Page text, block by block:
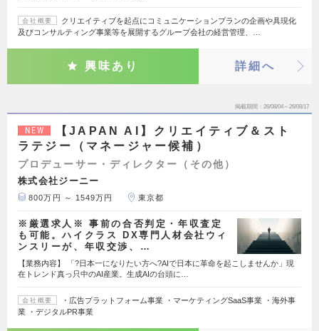
会社概要
クリエイティブを起点にコミュニケーションプランの企画や具現化
及びコンサルティング事業等を展開するグループ会社の経営管理、…
興味あり 詳細へ
掲載期間 26/08/04～26/08/17
NEW
【JAPAN AI】クリエイティブ＆スト
ラテジー（マネージャー候補）
プロデューサー・ディレクター（その他）
株式会社ジーニー
800万円 ～ 1549万円 東京都
※厳選求人※ 事前の合否判定・年収査定
も可能。ハイクラス DX専門人材会社ウィ
ンスリーが、年収交渉、…
【業務内容】 「?日本一になりたい方へ?AIで日本に革命を起こしませんか」現
在トレンド真っ只中のAI産業。生成AIの台頭に…
会社概要
・広告プラットフォーム事業 ・マーケティングSaaS事業 ・海外事
業 ・デジタルPR事業